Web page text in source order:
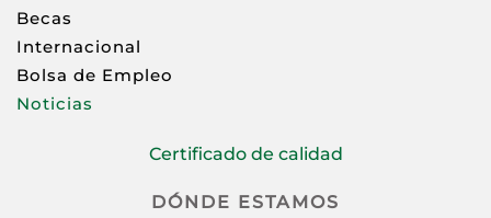
Becas
Internacional
Bolsa de Empleo
Noticias
Certificado de calidad
DÓNDE ESTAMOS